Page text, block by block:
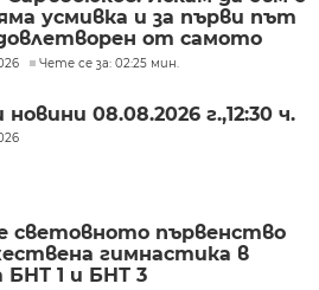
усмивка и за първи път
от самото
Чете се за: 02:25 мин.
08.08.2026 г.,12:30 ч.
световното първенство
гимнастика в
БНТ 1 и БНТ 3